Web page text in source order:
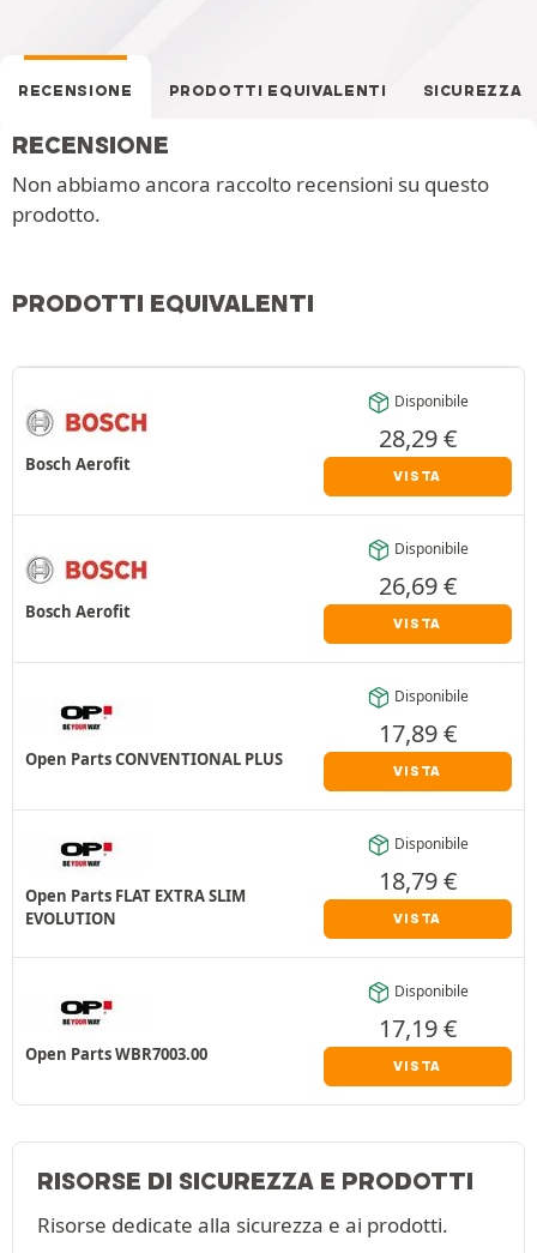
RECENSIONE PRODOTTI EQUIVALENTI SICUREZZA
RECENSIONE
Non abbiamo ancora raccolto recensioni su questo
prodotto.
PRODOTTI EQUIVALENTI
Bosch Aerofit
Disponibile
28,29€
VISTA
Bosch Aerofit
Disponibile
26,69€
VISTA
Open Parts CONVENTIONAL PLUS
Disponibile
17,89€
VISTA
Open Parts FLAT EXTRA SLIM
EVOLUTION
Disponibile
18,79€
VISTA
Open Parts WBR7003.00
Disponibile
17,19€
VISTA
RISORSE DI SICUREZZA E PRODOTTI
Risorse dedicate alla sicurezza e ai prodotti.